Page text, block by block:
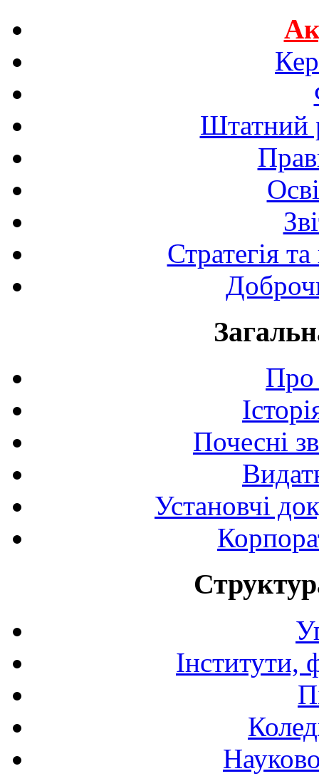
Штатний
Стратегія
Про
Почесні
Установчі
Інститути,